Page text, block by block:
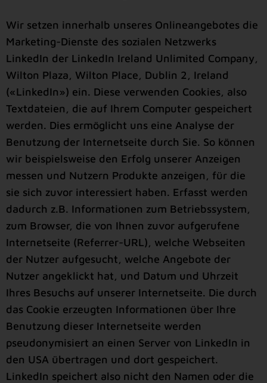
Wir setzen innerhalb unseres Onlineangebotes die
Marketing-Dienste des sozialen Netzwerks
LinkedIn der LinkedIn Ireland Unlimited Company,
Wilton Plaza, Wilton Place, Dublin 2, Ireland
(«LinkedIn») ein. Diese verwenden Cookies, also
Textdateien, die auf Ihrem Computer gespeichert
werden. Dies ermöglicht uns eine Analyse der
Benutzung der Internetseite durch Sie. So können
wir beispielsweise den Erfolg unserer Anzeigen
messen und Nutzern Produkte anzeigen, für die
sie sich zuvor interessiert haben. Erfasst werden
dadurch z.B. Informationen zum Betriebssystem,
zum Browser, die von Ihnen zuvor aufgerufene
Internetseite (Referrer-URL), welche Webseiten
der Nutzer aufgesucht, welche Angebote der
Nutzer angeklickt hat, und Datum und Uhrzeit
Ihres Besuchs auf unserer Internetseite. Die durch
das Cookie erzeugten Informationen über Ihre
Benutzung dieser Internetseite werden
pseudonymisiert an einen Server von LinkedIn in
den USA übertragen und dort gespeichert.
LinkedIn speichert also nicht den Namen oder die